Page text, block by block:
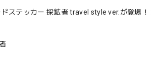
ステッカー 採鉱者 travel style ver.が登場！